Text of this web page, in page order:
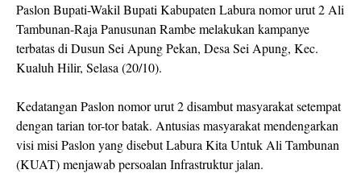
Paslon Bupati-Wakil Bupati Kabupaten Labura nomor urut 2 Ali
Tambunan-Raja Panusunan Rambe melakukan kampanye
terbatas di Dusun Sei Apung Pekan, Desa Sei Apung, Kec.
Kualuh Hilir, Selasa (20/10).
Kedatangan Paslon nomor urut 2 disambut masyarakat setempat
dengan tarian tor-tor batak. Antusias masyarakat mendengarkan
visi misi Paslon yang disebut Labura Kita Untuk Ali Tambunan
(KUAT) menjawab persoalan Infrastruktur jalan.